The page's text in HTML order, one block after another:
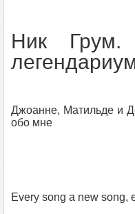
Ник
Джоанне, Матильде и
обо мне
Every song a new song,